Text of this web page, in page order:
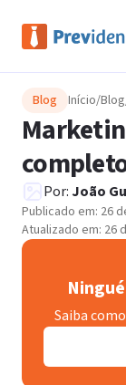
Blog Início/Blog
Por: João
Publicado em: 26
Atualizado em: 26
Saiba